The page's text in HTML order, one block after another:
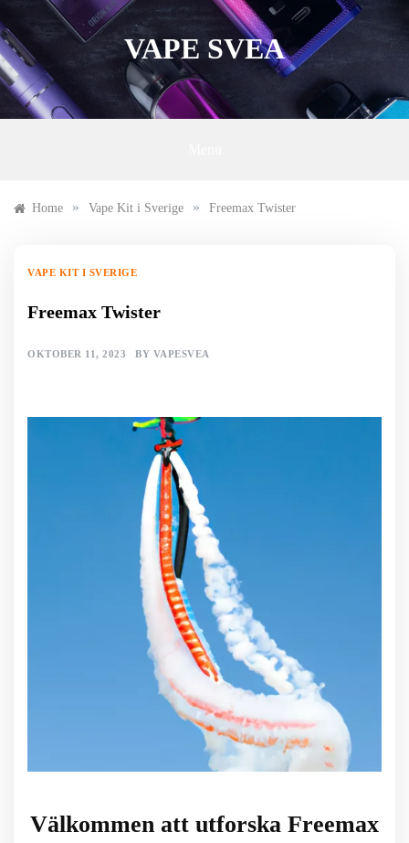
to
content
VAPE SVEA
Home » Vape Kit i Sverige » Freemax Twister
VAPE KIT I SVERIGE
Freemax Twister
OKTOBER 11, 2023 BY VAPESVEA
Välkommen att utforska Freemax